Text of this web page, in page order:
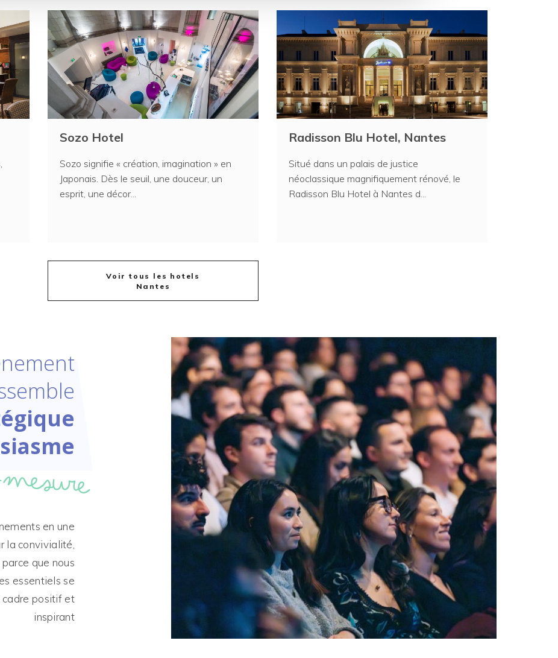
Sozo Hotel
Sozo signifie « création, imagination » en
Japonais. Dès le seuil, une douceur, un
esprit, une décor...
Radisson Blu Hotel, Nantes
Situé dans un palais de justice
néoclassique magnifiquement rénové, le
Radisson Blu Hotel à Nantes d...
Voir tous les hotels
Nantes
en une
la convivialité,
que nous
essentiels se
cadre positif et
inspirant